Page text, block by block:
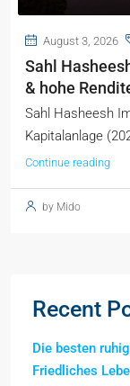
August 3, 2026
Sahl
& hohe
Sahl Hasheesh
Kapitalanlage
Continue reading
by Mido
Recent
Die besten
Friedliches